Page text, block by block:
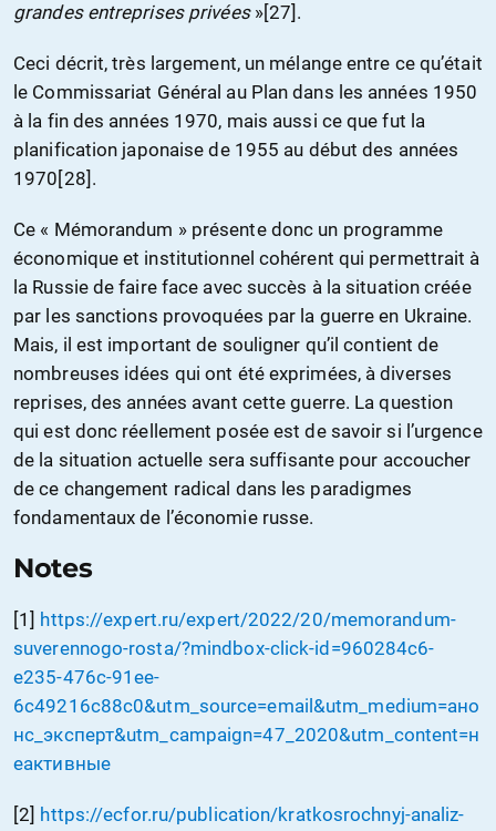
grandes entreprises privées»[27].
Ceci décrit, très largement, un mélange entre ce qu’était
le Commissariat Général au Plan dans les années 1950
à la fin des années 1970, mais aussi ce que fut la
planification japonaise de 1955 au début des années
1970[28].
Ce « Mémorandum » présente donc un programme
économique et institutionnel cohérent qui permettrait à
la Russie de faire face avec succès à la situation créée
par les sanctions provoquées par la guerre en Ukraine.
Mais, il est important de souligner qu’il contient de
nombreuses idées qui ont été exprimées, à diverses
reprises, des années avant cette guerre. La question
qui est donc réellement posée est de savoir si l’urgence
de la situation actuelle sera suffisante pour accoucher
de ce changement radical dans les paradigmes
fondamentaux de l’économie russe.
Notes
[1] https://expert.ru/expert/2022/20/memorandum-
suverennogo-rosta/?mindbox-click-id=960284c6-
e235-476c-91ee-
6c49216c88c0&utm_source=email&utm_medium=ано
нс_эксперт&utm_campaign=47_2020&utm_content=н
еактивные
[2] https://ecfor.ru/publication/kratkosrochnyj-analiz-